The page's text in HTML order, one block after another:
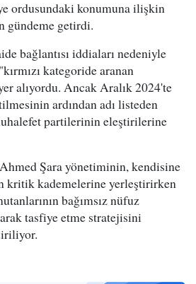
ordusundaki konumuna ilişkin
gündeme getirdi.
bağlantısı iddiaları nedeniyle
kategoride aranan
alıyordu. Ancak Aralık 2024'te
ardından adı listeden
partilerinin eleştirilerine
Şara yönetiminin, kendisine
kritik kademelerine yerleştirirken
bağımsız nüfuz
tasfiye etme stratejisini